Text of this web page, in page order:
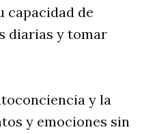
capacidad de
diarias y tomar
y la
y emociones sin